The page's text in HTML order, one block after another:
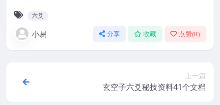
六爻
小易 分享 收藏 点赞(0)
上一篇
玄空子六爻秘技资料41个文档